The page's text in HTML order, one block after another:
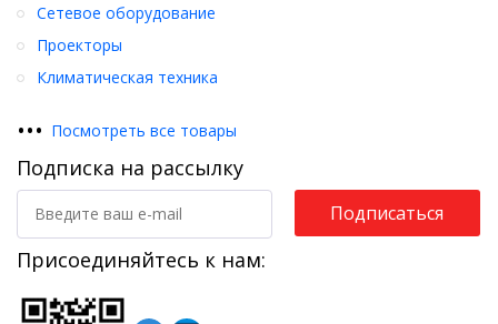
Сетевое оборудование
Проекторы
Климатическая техника
••• Посмотреть все товары
Подписка на рассылку
Подписаться
Присоединяйтесь к нам: